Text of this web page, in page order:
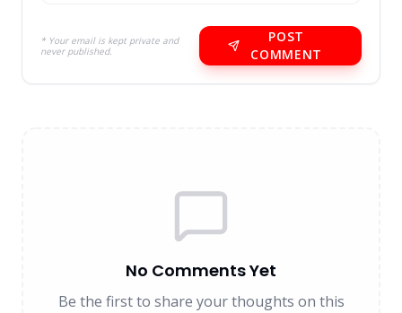
* Your email is kept private and
never published.
POST
COMMENT
No Comments Yet
Be the first to share your thoughts on this